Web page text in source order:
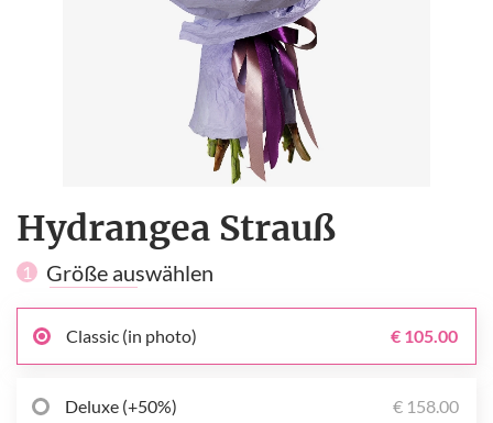
Hydrangea Strauß
1 Größe auswählen
Classic (in photo) € 105.00
Deluxe (+50%) € 158.00